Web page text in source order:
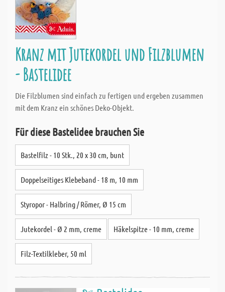
Kranz mit Jutekordel und Filzblumen
- Bastelidee
Die Filzblumen sind einfach zu fertigen und ergeben zusammen
mit dem Kranz ein schönes Deko-Objekt.
Für diese Bastelidee brauchen Sie
Bastelfilz - 10 Stk., 20 x 30 cm, bunt
Doppelseitiges Klebeband - 18 m, 10 mm
Styropor - Halbring / Römer, Ø 15 cm
Jutekordel - Ø 2 mm, creme Häkelspitze - 10 mm, creme
Filz-Textilkleber, 50 ml